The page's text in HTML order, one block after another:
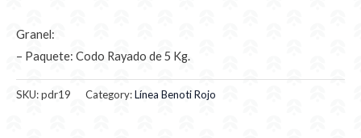
Granel:
– Paquete: Codo Rayado de 5 Kg.
SKU:pdr19 Category:Línea Benoti Rojo